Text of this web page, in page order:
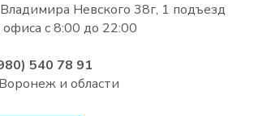
Невского 38г, 1 подъезд
с 8:00 до 22:00
540 78 91
и области